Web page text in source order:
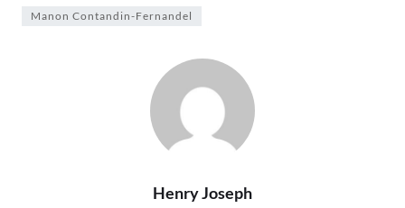
Manon Contandin-Fernandel
Henry Joseph